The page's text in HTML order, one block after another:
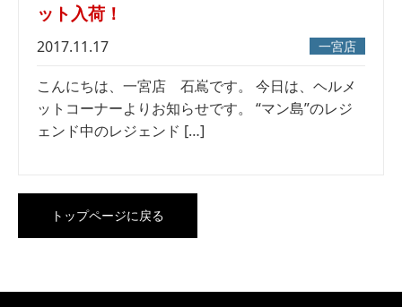
ット入荷！
2017.11.17 一宮店
こんにちは、一宮店 石嶌です。 今日は、ヘルメ
ットコーナーよりお知らせです。 “マン島”のレジ
ェンド中のレジェンド […]
トップページに戻る